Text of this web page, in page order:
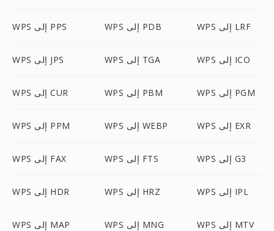
WPS إلى PPS WPS إلى PDB WPS إلى LRF
WPS إلى JPS WPS إلى TGA WPS إلى ICO
WPS إلى CUR WPS إلى PBM WPS إلى PGM
WPS إلى PPM WPS إلى WEBP WPS إلى EXR
WPS إلى FAX WPS إلى FTS WPS إلى G3
WPS إلى HDR WPS إلى HRZ WPS إلى IPL
WPS إلى MAP WPS إلى MNG WPS إلى MTV